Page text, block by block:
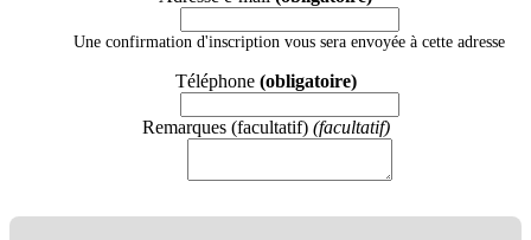
Une confirmation d'inscription vous sera envoyée à cette adresse
Téléphone (obligatoire)
Remarques (facultatif) (facultatif)